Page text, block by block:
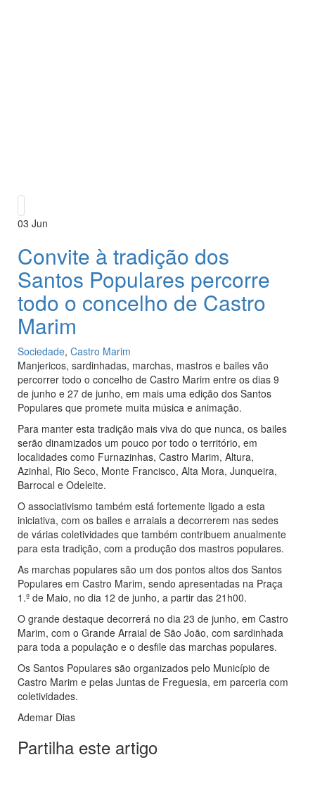
03 Jun
Convite à tradição dos
Santos Populares percorre
todo o concelho de Castro
Marim
Sociedade, Castro Marim
Manjericos, sardinhadas, marchas, mastros e bailes vão
percorrer todo o concelho de Castro Marim entre os dias 9
de junho e 27 de junho, em mais uma edição dos Santos
Populares que promete muita música e animação.
Para manter esta tradição mais viva do que nunca, os bailes
serão dinamizados um pouco por todo o território, em
localidades como Furnazinhas, Castro Marim, Altura,
Azinhal, Rio Seco, Monte Francisco, Alta Mora, Junqueira,
Barrocal e Odeleite.
O associativismo também está fortemente ligado a esta
iniciativa, com os bailes e arraiais a decorrerem nas sedes
de várias coletividades que também contribuem anualmente
para esta tradição, com a produção dos mastros populares.
As marchas populares são um dos pontos altos dos Santos
Populares em Castro Marim, sendo apresentadas na Praça
1.º de Maio, no dia 12 de junho, a partir das 21h00.
O grande destaque decorrerá no dia 23 de junho, em Castro
Marim, com o Grande Arraial de São João, com sardinhada
para toda a população e o desfile das marchas populares.
Os Santos Populares são organizados pelo Município de
Castro Marim e pelas Juntas de Freguesia, em parceria com
coletividades.
Ademar Dias
Partilha este artigo